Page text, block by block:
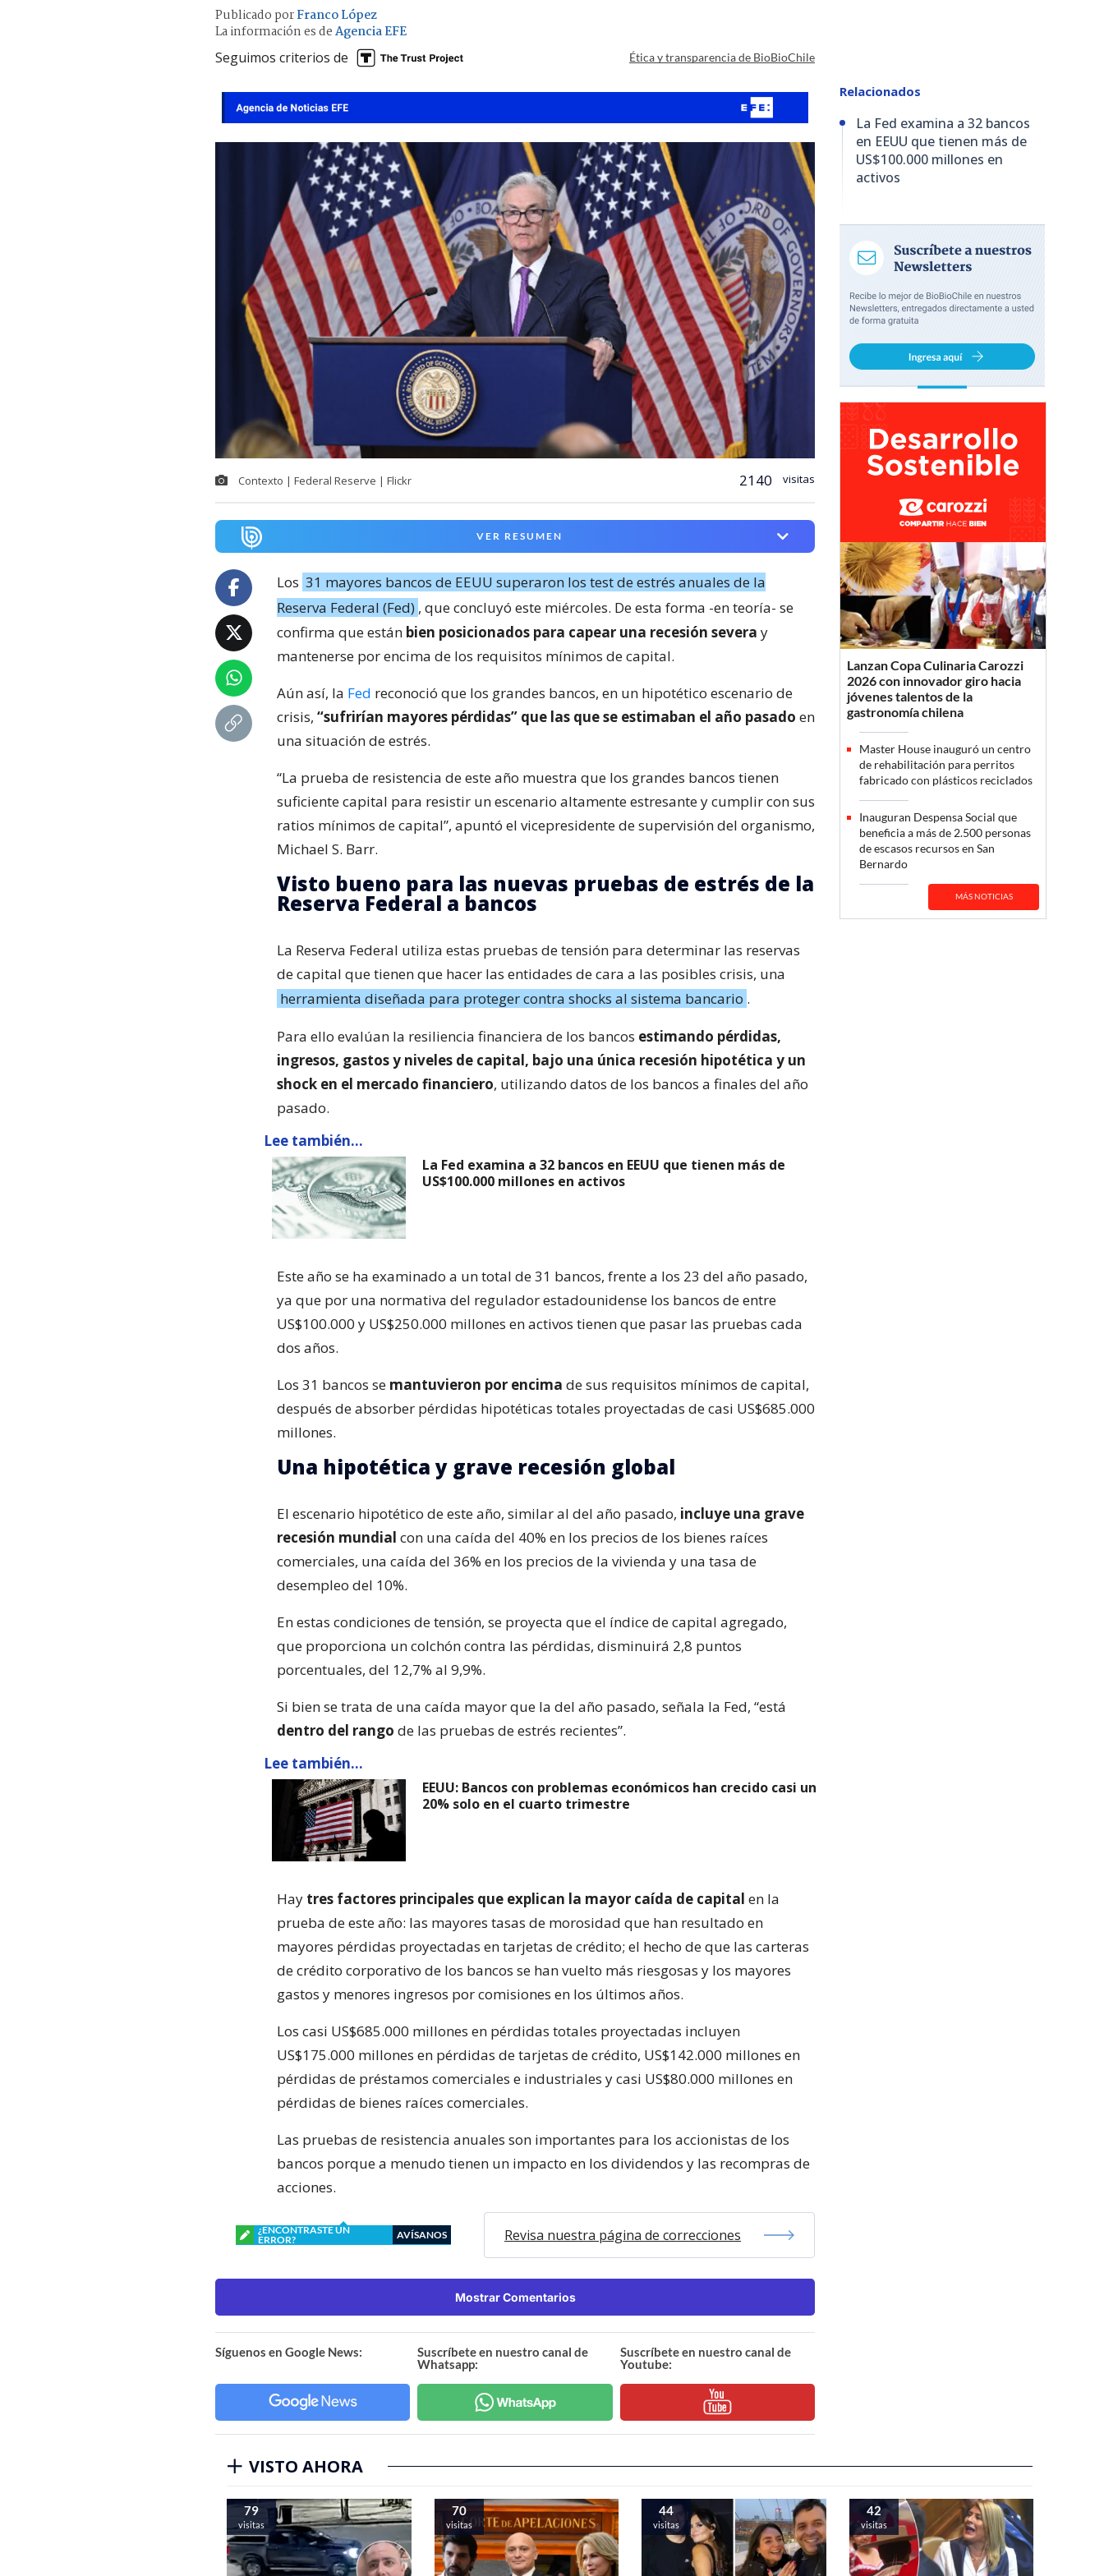
Publicado porFranco López
La información es deAgencia EFE
Seguimos criterios de Ética y transparencia de BioBioChile
Contexto | Federal Reserve | Flickr 2140 visitas
VER RESUMEN
Los 31 mayores bancos de EEUU superaron los test de estrés anuales de la
Reserva Federal (Fed) , que concluyó este miércoles. De esta forma -en teoría- se
confirma que están bien posicionados para capear una recesión severa y
mantenerse por encima de los requisitos mínimos de capital.
Aún así, la Fed reconoció que los grandes bancos, en un hipotético escenario de
crisis, “sufrirían mayores pérdidas” que las que se estimaban el año pasado en
una situación de estrés.
“La prueba de resistencia de este año muestra que los grandes bancos tienen
suficiente capital para resistir un escenario altamente estresante y cumplir con sus
ratios mínimos de capital”, apuntó el vicepresidente de supervisión del organismo,
Michael S. Barr.
Visto bueno para las nuevas pruebas de estrés de la
Reserva Federal a bancos
La Reserva Federal utiliza estas pruebas de tensión para determinar las reservas
de capital que tienen que hacer las entidades de cara a las posibles crisis, una
herramienta diseñada para proteger contra shocks al sistema bancario .
Para ello evalúan la resiliencia financiera de los bancos estimando pérdidas,
ingresos, gastos y niveles de capital, bajo una única recesión hipotética y un
shock en el mercado financiero, utilizando datos de los bancos a finales del año
pasado.
Lee también...
La Fed examina a 32 bancos en EEUU que tienen más de
US$100.000 millones en activos
Este año se ha examinado a un total de 31 bancos, frente a los 23 del año pasado,
ya que por una normativa del regulador estadounidense los bancos de entre
US$100.000 y US$250.000 millones en activos tienen que pasar las pruebas cada
dos años.
Los 31 bancos se mantuvieron por encima de sus requisitos mínimos de capital,
después de absorber pérdidas hipotéticas totales proyectadas de casi US$685.000
millones.
Una hipotética y grave recesión global
El escenario hipotético de este año, similar al del año pasado, incluye una grave
recesión mundial con una caída del 40% en los precios de los bienes raíces
comerciales, una caída del 36% en los precios de la vivienda y una tasa de
desempleo del 10%.
En estas condiciones de tensión, se proyecta que el índice de capital agregado,
que proporciona un colchón contra las pérdidas, disminuirá 2,8 puntos
porcentuales, del 12,7% al 9,9%.
Si bien se trata de una caída mayor que la del año pasado, señala la Fed, “está
dentro del rango de las pruebas de estrés recientes”.
Lee también...
EEUU: Bancos con problemas económicos han crecido casi un
20% solo en el cuarto trimestre
Hay tres factores principales que explican la mayor caída de capital en la
prueba de este año: las mayores tasas de morosidad que han resultado en
mayores pérdidas proyectadas en tarjetas de crédito; el hecho de que las carteras
de crédito corporativo de los bancos se han vuelto más riesgosas y los mayores
gastos y menores ingresos por comisiones en los últimos años.
Los casi US$685.000 millones en pérdidas totales proyectadas incluyen
US$175.000 millones en pérdidas de tarjetas de crédito, US$142.000 millones en
pérdidas de préstamos comerciales e industriales y casi US$80.000 millones en
pérdidas de bienes raíces comerciales.
Las pruebas de resistencia anuales son importantes para los accionistas de los
bancos porque a menudo tienen un impacto en los dividendos y las recompras de
acciones.
¿ENCONTRASTE UN
ERROR?
AVÍSANOS Revisa nuestra página de correcciones
Mostrar Comentarios
Síguenos en Google News:
Suscríbete en nuestro canal de
Whatsapp:
Suscríbete en nuestro canal de
Youtube:
Relacionados
La Fed examina a 32 bancos
en EEUU que tienen más de
US$100.000 millones en
activos
Lanzan Copa Culinaria Carozzi
2026 con innovador giro hacia
jóvenes talentos de la
gastronomía chilena
Master House inauguró un centro
de rehabilitación para perritos
fabricado con plásticos reciclados
Inauguran Despensa Social que
beneficia a más de 2.500 personas
de escasos recursos en San
Bernardo
MÁS NOTICIAS
VISTO AHORA
79
visitas
70
visitas
44
visitas
42
visitas